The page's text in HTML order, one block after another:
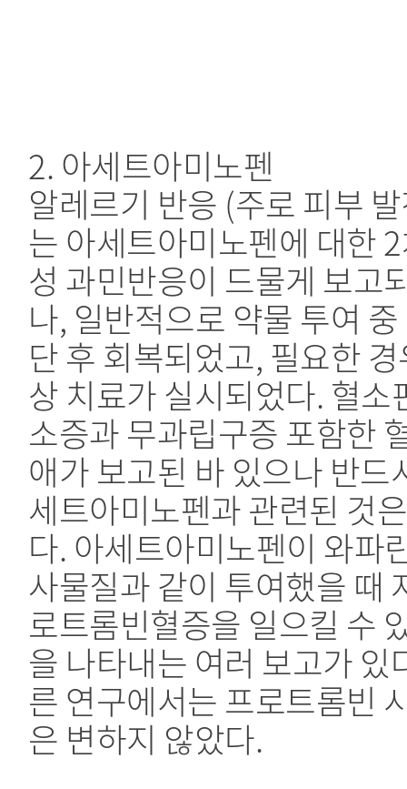
2. 아세트아미노펜
알레르기 반응 (주로 피부
는 아세트아미노펜에 대한
성 과민반응이 드물게 보고
나, 일반적으로 약물 투여 중
단 후 회복되었고, 필요한
상 치료가 실시되었다. 혈소
소증과 무과립구증 포함한
애가 보고된 바 있으나 반드
세트아미노펜과 관련된 것
다. 아세트아미노펜이 와파
사물질과 같이 투여했을 때
로트롬빈혈증을 일으킬 수
을 나타내는 여러 보고가 있
른 연구에서는 프로트롬빈
은 변하지 않았다.